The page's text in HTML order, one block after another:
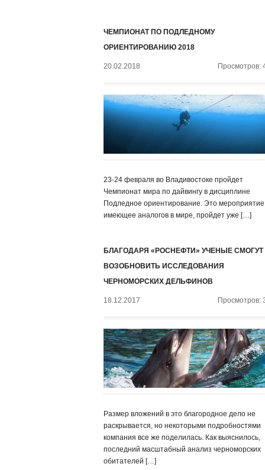
ЧЕМПИОНАТ ПО ПОДЛЕДНОМУ
ОРИЕНТИРОВАНИЮ 2018
20.02.2018 Просмотров:
23-24 февраля во Владивостоке пройдет
Чемпионат мира по дайвингу в дисциплине
Подледное ориентирование. Это
имеющее аналогов в мире, пройдет уже […]
БЛАГОДАРЯ «РОСНЕФТИ» УЧЕНЫЕ СМОГУТ
ВОЗОБНОВИТЬ ИССЛЕДОВАНИЯ
ЧЕРНОМОРСКИХ ДЕЛЬФИНОВ
18.12.2017 Просмотров:
Размер вложений в это благородное дело не
раскрывается, но некоторыми подробностями
компания все же поделилась. Как выяснилось,
последний масштабный анализ черноморских
обитателей […]